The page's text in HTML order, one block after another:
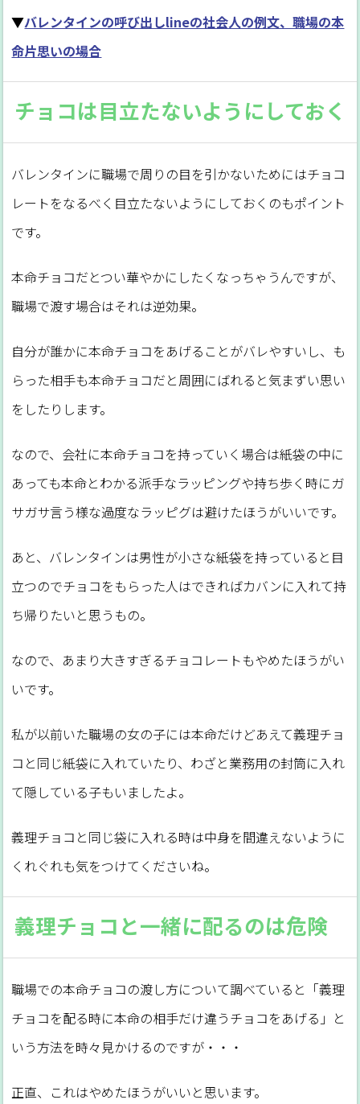
▼バレンタインの呼び出しlineの社会人の例文、職場の本
命片思いの場合
チョコは目立たないようにしておく
バレンタインに職場で周りの目を引かないためにはチョコ
レートをなるべく目立たないようにしておくのもポイント
です。
本命チョコだとつい華やかにしたくなっちゃうんですが、
職場で渡す場合はそれは逆効果。
自分が誰かに本命チョコをあげることがバレやすいし、も
らった相手も本命チョコだと周囲にばれると気まずい思い
をしたりします。
なので、会社に本命チョコを持っていく場合は紙袋の中に
あっても本命とわかる派手なラッピングや持ち歩く時にガ
サガサ言う様な過度なラッピグは避けたほうがいいです。
あと、バレンタインは男性が小さな紙袋を持っていると目
立つのでチョコをもらった人はできればカバンに入れて持
ち帰りたいと思うもの。
なので、あまり大きすぎるチョコレートもやめたほうがい
いです。
私が以前いた職場の女の子には本命だけどあえて義理チョ
コと同じ紙袋に入れていたり、わざと業務用の封筒に入れ
て隠している子もいましたよ。
義理チョコと同じ袋に入れる時は中身を間違えないように
くれぐれも気をつけてくださいね。
義理チョコと一緒に配るのは危険
職場での本命チョコの渡し方について調べていると「義理
チョコを配る時に本命の相手だけ違うチョコをあげる」と
いう方法を時々見かけるのですが・・・
正直、これはやめたほうがいいと思います。